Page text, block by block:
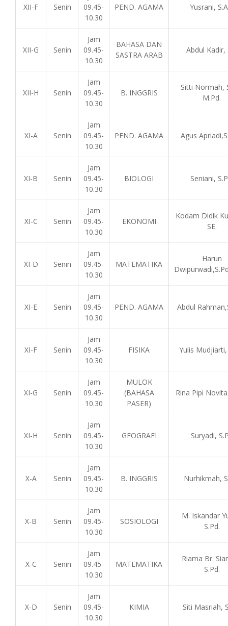
XII-F Senin
09.45-
10.30
PEND. AGAMA Yusrani,
XII-G Senin
Jam
09.45-
10.30
BAHASA DAN
SASTRA ARAB
Abdul Kadir,
XII-H Senin
Jam
09.45-
10.30
B. INGGRIS
Sitti Normah,
M.Pd.
XI-A Senin
Jam
09.45-
10.30
PEND. AGAMA Agus
XI-B Senin
Jam
09.45-
10.30
BIOLOGI Seniani,
XI-C Senin
Jam
09.45-
10.30
EKONOMI
Kodam Didik
SE.
XI-D Senin
Jam
09.45-
10.30
MATEMATIKA
Harun
XI-E Senin
Jam
09.45-
10.30
PEND. AGAMA Abdul
XI-F Senin
Jam
09.45-
10.30
FISIKA Yulis Mudjiarti,
XI-G Senin
Jam
09.45-
10.30
MULOK
(BAHASA
PASER)
Rina Pipi
XI-H Senin
Jam
09.45-
10.30
GEOGRAFI Suryadi,
X-A Senin
Jam
09.45-
10.30
B. INGGRIS Nurhikmah,
X-B Senin
Jam
09.45-
10.30
SOSIOLOGI
M. Iskandar
S.Pd.
X-C Senin
Jam
09.45-
10.30
MATEMATIKA
Riama Br.
S.Pd.
X-D Senin
Jam
09.45-
10.30
KIMIA Siti Masriah,